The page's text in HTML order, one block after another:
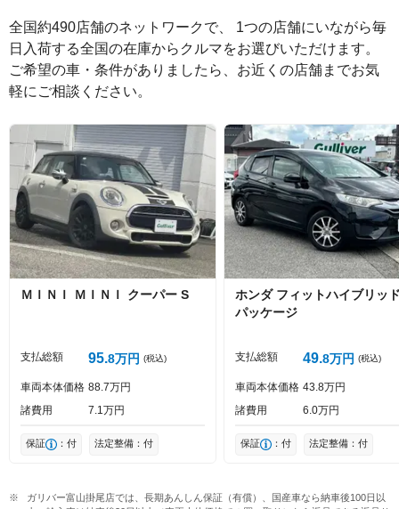
絵文字は投稿時に削除します 0文字/140文字
Captcha
全国約490店舗のネットワークで、 1つの店舗にいながら毎
日入荷する全国の在庫からクルマをお選びいただけます。
ご希望の車・条件がありましたら、お近くの店舗までお気
軽にご相談ください。
ＭＩＮＩ ＭＩＮＩ クーパー S
支払総額 95 8万円 (税込)
車両本体価格 88 7万円
諸費用
7 1万円
保証 ：付 法定整備：付
ホンダ フィットハイブリッ
パッケージ
支払総額 49 8万円 (税込)
車両本体価格 43 8万円
諸費用
6 0万円
保証 ：付 法定整備：付
ガリバー富山掛尾店では、長期あんしん保証（有償）、国産車なら納車後100日以